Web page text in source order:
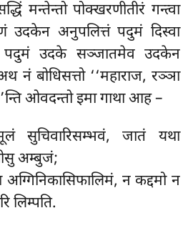
मन्तेन्तो पोक्खरणीतीरं गन्त्वा
उदकेन अनुपलित्तं पदुमं दिस्वा
पदुमं उदके सञ्जातमेव उदकेन
नं बोधिसत्तो ‘‘महाराज, रञ्ञा
ओवदन्तो इमा गाथा आह –
सुचिवारिसम्भवं, जातं यथा
अम्बुजं;
न कद्दमो न
लिम्पति.